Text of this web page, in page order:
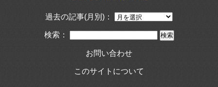
過去の記事(月別)：
検索：
お問い合わせ
このサイトについて